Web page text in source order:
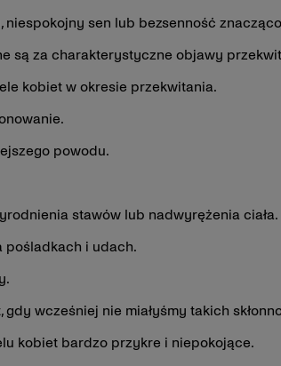
sen lub bezsenność
są za charakterystyczne objawy
kobiet w okresie przekwitania.
powodu.
stawów lub nadwyrężenia ciała.
pośladkach i udach.
wcześniej nie miałyśmy takich
kobiet bardzo przykre i niepokojące.